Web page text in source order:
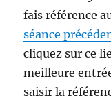
fais référence
séance
cliquez sur ce
meilleure
saisir la